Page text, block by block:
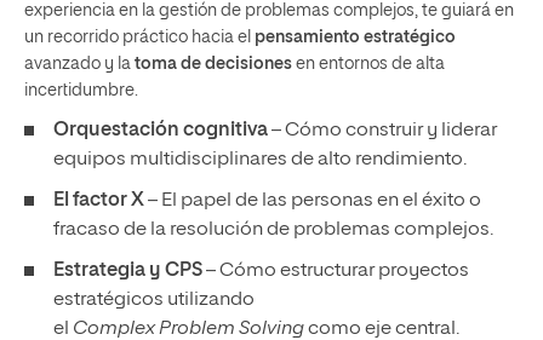
experiencia en la gestión de problemas complejos, te guiará en
un recorrido práctico hacia el pensamiento estratégico
avanzado y la toma de decisiones en entornos de alta
incertidumbre.
Orquestación cognitiva– Cómo construir y liderar
equipos multidisciplinares de alto rendimiento.
El factor X– El papel de las personas en el éxito o
fracaso de la resolución de problemas complejos.
Estrategia y CPS– Cómo estructurar proyectos
estratégicos utilizando
el Complex Problem Solvingcomo eje central.